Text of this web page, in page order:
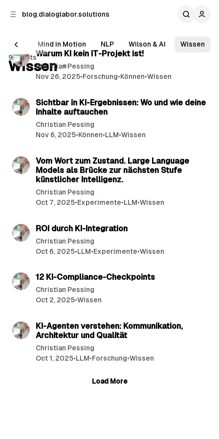
blog.dialoglabor.solutions
LLM Mind in Motion NLP Wilson & AI
Wissen
91 posts
Wissen
PostsWarum KI kein IT-Projekt ist!
Christian Pessing
Nov 26, 2025•Forschung•Können•Wissen
Sichtbar in KI-Ergebnissen: Wo und wie deine
Inhalte auftauchen
Christian Pessing
Nov 6, 2025•Können•LLM•Wissen
Vom Wort zum Zustand. Large Language
Models als Brücke zur nächsten Stufe
künstlicher Intelligenz.
Christian Pessing
Oct 7, 2025•Experimente•LLM•Wissen
ROI durch KI-Integration
Christian Pessing
Oct 6, 2025•LLM•Experimente•Wissen
12 KI-Compliance-Checkpoints
Christian Pessing
Oct 2, 2025•Wissen
KI-Agenten verstehen: Kommunikation,
Architektur und Qualität
Christian Pessing
Oct 1, 2025•LLM•Forschung•Wissen
Load More